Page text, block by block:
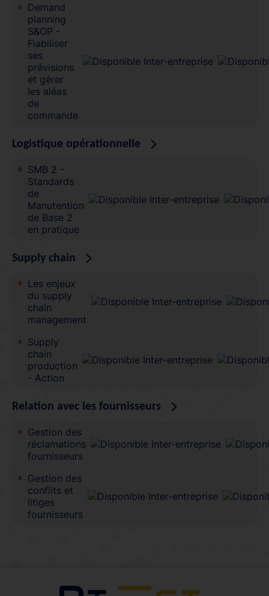
Demand
planning
S&OP -
Fiabiliser
ses
prévisions
et gérer
les aléas
de
commande
Logistique opérationnelle
SMB 2 -
Standards
de
Manutention
de Base 2
en pratique
Supply chain
Les enjeux
du supply
chain
management
Supply
chain
production
- Action
Relation avec les fournisseurs
Gestion des
réclamations
fournisseurs
Gestion des
conflits et
litiges
fournisseurs